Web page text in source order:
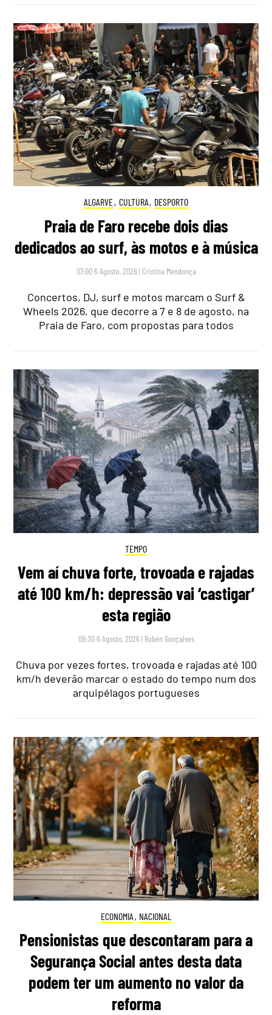
ALGARVE, CULTURA, DESPORTO
Praia de Faro recebe dois dias
dedicados ao surf, às motos e à música
07:00 6 Agosto, 2026 | Cristina Mendonça
Concertos, DJ, surf e motos marcam o Surf &
Wheels 2026, que decorre a 7 e 8 de agosto, na
Praia de Faro, com propostas para todos
TEMPO
Vem aí chuva forte, trovoada e rajadas
até 100 km/h: depressão vai ‘castigar’
esta região
09:30 6 Agosto, 2026 | Rubén Gonçalves
Chuva por vezes fortes, trovoada e rajadas até 100
km/h deverão marcar o estado do tempo num dos
arquipélagos portugueses
ECONOMIA , NACIONAL
Pensionistas que descontaram para a
Segurança Social antes desta data
podem ter um aumento no valor da
reforma